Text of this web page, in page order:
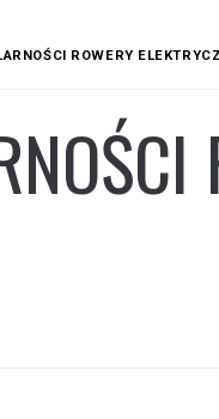
ROWERY